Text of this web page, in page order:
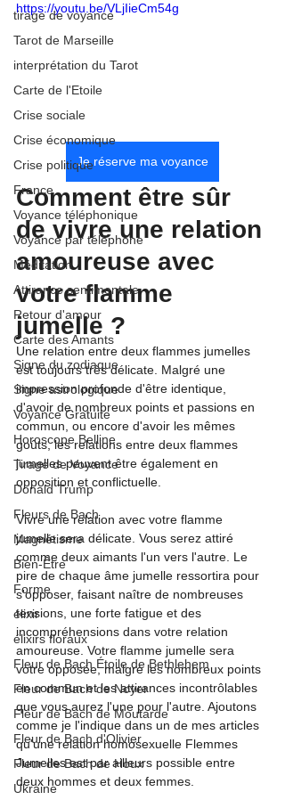
tirage de voyance
Tarot de Marseille
interprétation du Tarot
Carte de l'Etoile
Crise sociale
Crise économique
Crise politique
France
Voyance téléphonique
Voyance par téléphone
Méditation
Attirance sentimentale
Retour d'amour
Carte des Amants
Signe du zodiaque
Signe astrologique
Voyance Gratuite
Horoscope Belline
Tirage de Voyance
Donald Trump
Fleurs de Bach
Magnétisme
Bien-Être
Forme
élixir
élixirs floraux
Fleur de Bach Étoile de Bethlehem
Fleur de Bach de Noyer
Fleur de Bach de Moutarde
Fleur de Bach d'Olivier
Fleur de Bach de Houx
Ukraine
https://youtu.be/VLjIieCm54g
Je réserve ma voyance
Comment être sûr
de vivre une relation
amoureuse avec
votre flamme
jumelle ?
Une relation entre deux flammes jumelles
est toujours très délicate. Malgré une
impression profonde d'être identique,
d'avoir de nombreux points et passions en
commun, ou encore d'avoir les mêmes
goûts, les relations entre deux flammes
jumelles peuvent être également en
opposition et conflictuelle.
Vivre une relation avec votre flamme
jumelle sera délicate. Vous serez attiré
comme deux aimants l'un vers l'autre. Le
pire de chaque âme jumelle ressortira pour
s'opposer, faisant naître de nombreuses
tensions, une forte fatigue et des
incompréhensions dans votre relation
amoureuse. Votre flamme jumelle sera
votre opposée, malgré les nombreux points
en commun et les attirances incontrôlables
que vous aurez l'une pour l'autre. Ajoutons
comme je l'indique dans un de mes articles
qu'une relation homosexuelle Flemmes
Jumelles est par ailleurs possible entre
deux hommes et deux femmes.